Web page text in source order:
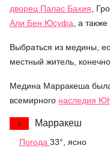
дворец Палас Бахия,
Али Бен Юсуфа, а также
Выбраться из медины,
местный житель,
Медина Марракеша была
всемирного наследия
Марракеш
Погода 33°, ясно